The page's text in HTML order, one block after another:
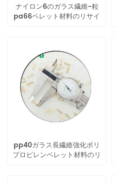
ナイロン6のガラス繊維-粒
pa66ペレット材料のリサイ
pp40ガラス長繊維強化ポリ
プロピレンペレット材料のリ